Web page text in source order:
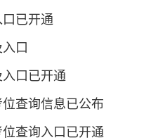
已开通
口
口已开通
查询信息已公布
查询入口已开通